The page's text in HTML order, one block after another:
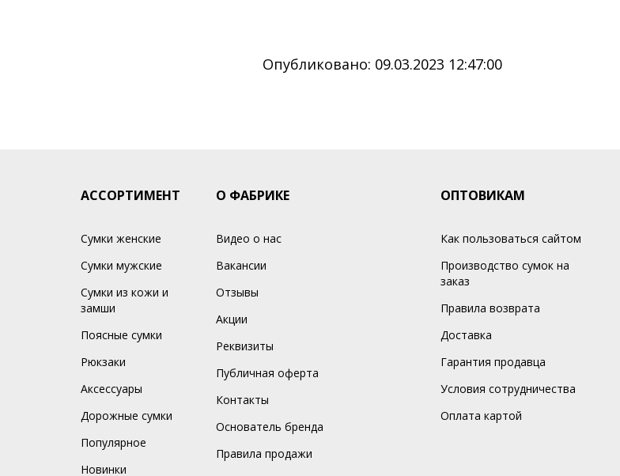
Опубликовано: 09.03.2023 12:47:00
АССОРТИМЕНТ
Сумки женские
Сумки мужские
Сумки из кожи и
замши
Поясные сумки
Рюкзаки
Аксессуары
Дорожные сумки
Популярное
Новинки
О ФАБРИКЕ
Видео о нас
Вакансии
Отзывы
Акции
Реквизиты
Публичная оферта
Контакты
Основатель бренда
Правила продажи
ОПТОВИКАМ
Как пользоваться сайтом
Производство сумок на
заказ
Правила возврата
Доставка
Гарантия продавца
Условия сотрудничества
Оплата картой